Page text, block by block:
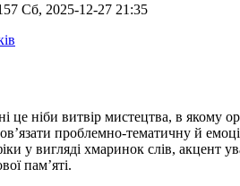
Сб, 2025-12-27 21:35
це ніби витвір мистецтва, в якому
проблемно-тематичну й
у вигляді хмаринок слів,
пам’яті.